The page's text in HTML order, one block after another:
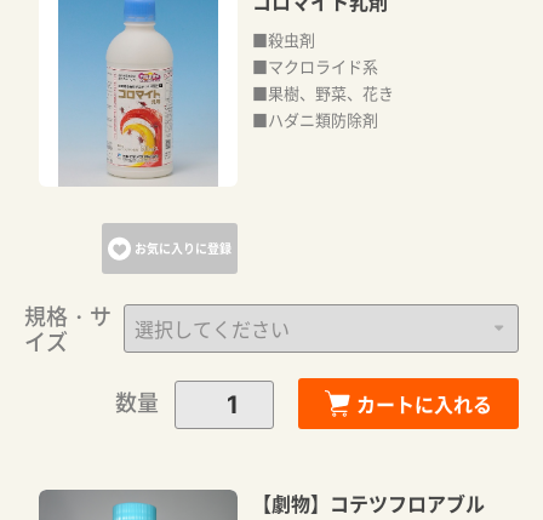
お気に入りに登録
■殺虫剤
■マクロライド系
■果樹、野菜、花き
■ハダニ類防除剤
規格・サ
イズ
数量
カートに入れる
【劇物】コテツフロアブル